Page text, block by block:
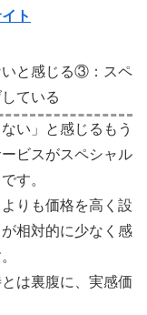
ト
いと感じる③：スペ
ている
い」と感じるもう
ビスがスペシャル
す。
りも価格を高く設
相対的に少なく感
は裏腹に、実感価